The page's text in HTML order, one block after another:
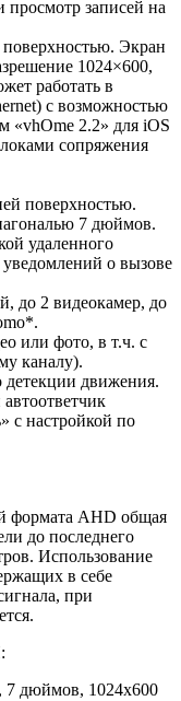
записей на
Экран
1024×600,
работать в
с возможностью
«vhOme 2.2» для iOS
сопряжения
поверхностью.
7 дюймов.
удаленного
о вызове
до 2 видеокамер, до
или фото, в т.ч. с
каналу).
движения.
с настройкой по
формата AHD общая
до последнего
Использование
в себе
при
7 дюймов, 1024х600